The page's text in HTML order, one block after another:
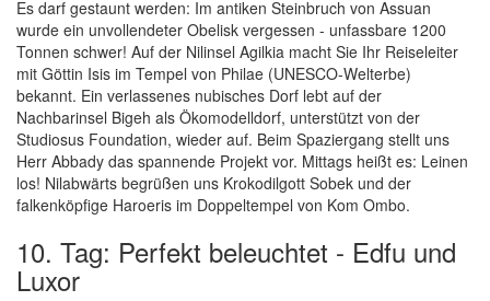
Es darf gestaunt werden: Im antiken Steinbruch von Assuan
wurde ein unvollendeter Obelisk vergessen - unfassbare 1200
Tonnen schwer! Auf der Nilinsel Agilkia macht Sie Ihr Reiseleiter
mit Göttin Isis im Tempel von Philae (UNESCO-Welterbe)
bekannt. Ein verlassenes nubisches Dorf lebt auf der
Nachbarinsel Bigeh als Ökomodelldorf, unterstützt von der
Studiosus Foundation, wieder auf. Beim Spaziergang stellt uns
Herr Abbady das spannende Projekt vor. Mittags heißt es: Leinen
los! Nilabwärts begrüßen uns Krokodilgott Sobek und der
falkenköpfige Haroeris im Doppeltempel von Kom Ombo.
10. Tag: Perfekt beleuchtet - Edfu und
Luxor